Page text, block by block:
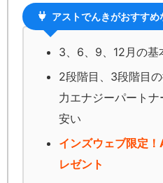
アストでんきがおすすめ
3、6、9、12月の基
2段階目、3段階目
力エナジーパートナ
安い
インズウェブ限定
レゼント